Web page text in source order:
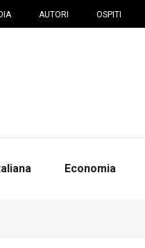
AUTORI OSPITI
Economia